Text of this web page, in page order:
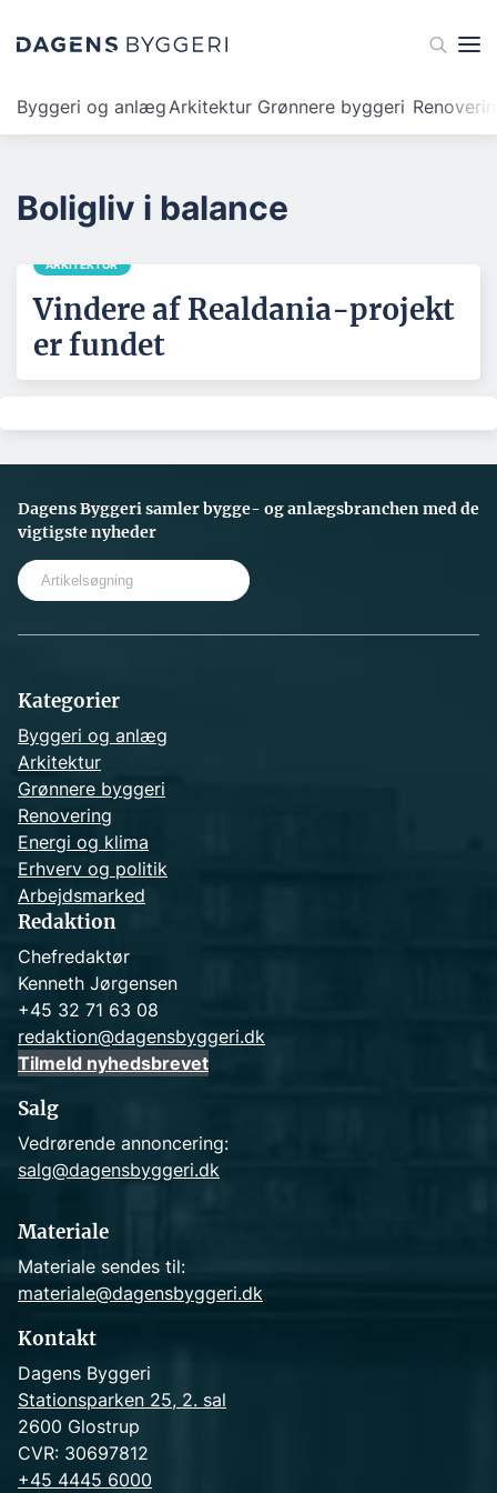
Byggeri og anlægArkitektur Grønnere byggeri
Boligliv i balance
ARKITEKTUR
Vindere af Realdania-projekt
er fundet
Dagens Byggeri samler bygge- og anlægsbranchen med de
vigtigste nyheder
Kategorier
Byggeri og anlæg
Arkitektur
Grønnere byggeri
Renovering
Energi og klima
Erhverv og politik
Arbejdsmarked
Redaktion
Chefredaktør
Kenneth Jørgensen
+45 32 71 63 08
redaktion@dagensbyggeri.dk
Tilmeld nyhedsbrevet
Salg
Vedrørende annoncering:
salg@dagensbyggeri.dk
Materiale
Materiale sendes til:
materiale@dagensbyggeri.dk
Kontakt
Dagens Byggeri
Stationsparken 25, 2. sal
2600 Glostrup
CVR: 30697812
+45 4445 6000